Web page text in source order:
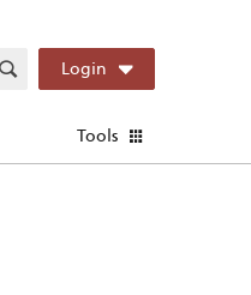
Login
Tools